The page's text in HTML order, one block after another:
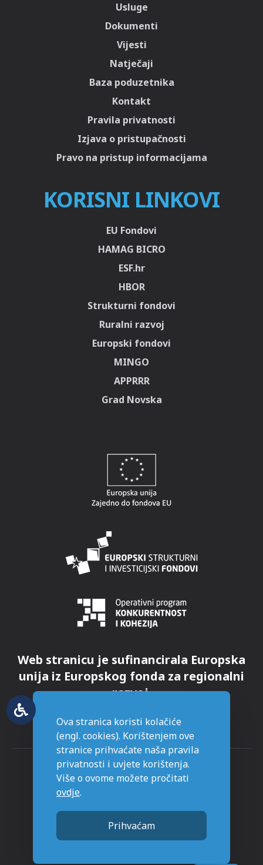
Usluge
Dokumenti
Vijesti
Natječaji
Baza poduzetnika
Kontakt
Pravila privatnosti
Izjava o pristupačnosti
Pravo na pristup informacijama
KORISNI LINKOVI
EU Fondovi
HAMAG BICRO
ESF.hr
HBOR
Strukturni fondovi
Ruralni razvoj
Europski fondovi
MINGO
APPRRR
Grad Novska
Web stranicu je sufinancirala Europska
unija iz Europskog fonda za regionalni
razvoj.
Stranice napravljene sa
Ova stranica koristi kolačiće
(engl. cookies). Korištenjem ove
stranice prihvaćate naša pravila
privatnosti i uvjete korištenja.
Više o ovome možete pročitati
ovdje.
Prihvaćam